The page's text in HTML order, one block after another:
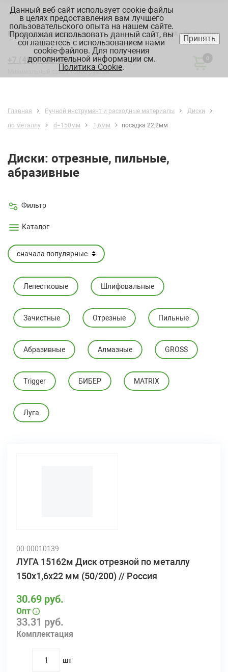
Вход Регистрация
Москва:склад, офис, график
+7 (495) 182-88-22
Минимальный заказ 10000 рублей
0
Главная Ручной инструмент и расходные материалы
Диски
по металлу
d=150мм 1,6мм посадка 22,2мм
Диски: отрезные, пильные,
абразивные
Фильтр
Каталог
Лепестковые Шлифовальные
Зачистные Отрезные Пильные
Абразивные Алмазные GROSS
Trigger БИБЕР MATRIX
Луга
00-00010139
ЛУГА 15162м Диск отрезной по металлу
150х1,6х22 мм (50/200) // Россия
33.31 руб.
Комплектация
30.69 руб.
Опт
quantity
шт
Данный веб-сайт использует cookie-файлы
в целях предоставления вам лучшего
пользовательского опыта на нашем сайте.
Продолжая использовать данный сайт, вы
соглашаетесь с использованием нами
cookie-файлов. Для получения
дополнительной информации см.
Политика Cookie.
Принять